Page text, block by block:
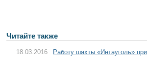
Читайте также
18.03.2016
Работу шахты «Интауголь»